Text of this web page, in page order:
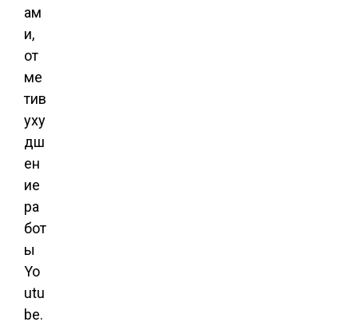
ам
и,
от
ме
тив
уху
дш
ен
ие
ра
бот
ы
Yo
utu
be.